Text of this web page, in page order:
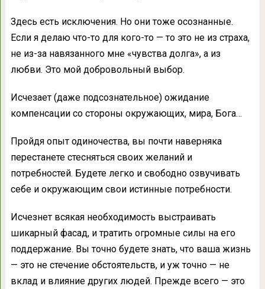
Здесь есть исключения. Но они тоже осознанные.
Если я делаю что-то для кого-то — то это не из страха,
не из-за навязанного мне «чувства долга», а из
любви. Это мой добровольный выбор.
Исчезает (даже подсознательное) ожидание
компенсации со стороны окружающих, мира, Бога…
Пройдя опыт одиночества, вы почти наверняка
перестанете стесняться своих желаний и
потребностей. Будете легко и свободно озвучивать
себе и окружающим свои истинные потребности.
Исчезнет всякая необходимость выстраивать
шикарный фасад, и тратить огромные силы на его
поддержание. Вы точно будете знать, что ваша жизнь
— это не стечение обстоятельств, и уж точно — не
вклад и влияние других людей. Прежде всего — это